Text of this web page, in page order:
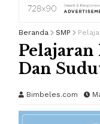
Beranda SMP
Dan
Bimbeles.com